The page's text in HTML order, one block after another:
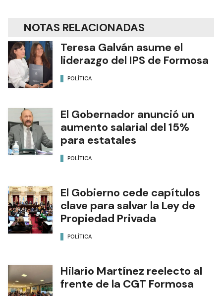
NOTAS RELACIONADAS
Teresa Galván asume el
liderazgo del IPS de Formosa
POLÍTICA
El Gobernador anunció un
aumento salarial del 15%
para estatales
POLÍTICA
El Gobierno cede capítulos
clave para salvar la Ley de
Propiedad Privada
POLÍTICA
Hilario Martínez reelecto al
frente de la CGT Formosa